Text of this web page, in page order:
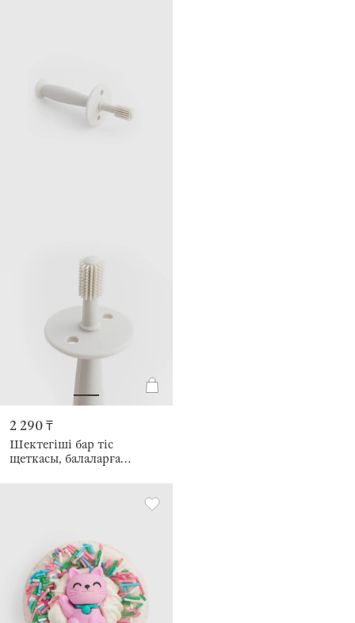
2 290 ₸
Шектегіші бар тіс
щеткасы, балаларға